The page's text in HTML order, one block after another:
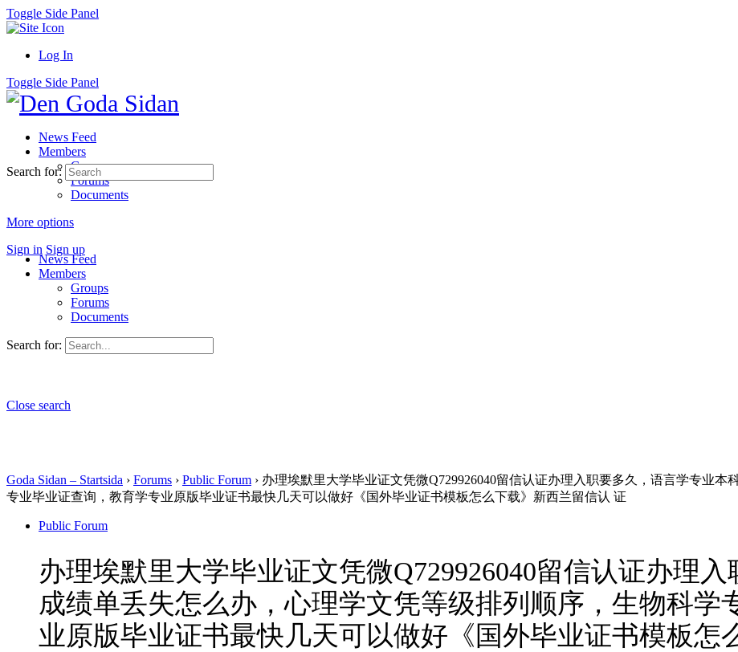
Toggle Side Panel
Log In
Toggle Side Panel
News Feed
Members
Groups
Forums
Documents
More options
Sign in Sign up
Search for:
News Feed
Members
Groups
Forums
Documents
Search for:
Close search
Goda Sidan – Startsida › Forums › Public Forum › 办理埃默里大学毕业证文凭微Q729926040留信认证办理入职要多久，语言学专业
专业毕业证查询，教育学专业原版毕业证书最快几天可以做好《国外毕业证书模板怎么下载》新西兰留信认 证
Public Forum
办理埃默里大学毕业证文凭微Q729926040留信认证办理
成绩单丢失怎么办，心理学文凭等级排列顺序，生物科学
业原版毕业证书最快几天可以做好《国外毕业证书模板怎